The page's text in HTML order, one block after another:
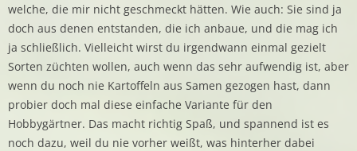
welche, die mir nicht geschmeckt hätten. Wie auch: Sie sind ja
doch aus denen entstanden, die ich anbaue, und die mag ich
ja schließlich. Vielleicht wirst du irgendwann einmal gezielt
Sorten züchten wollen, auch wenn das sehr aufwendig ist, aber
wenn du noch nie Kartoffeln aus Samen gezogen hast, dann
probier doch mal diese einfache Variante für den
Hobbygärtner. Das macht richtig Spaß, und spannend ist es
noch dazu, weil du nie vorher weißt, was hinterher dabei